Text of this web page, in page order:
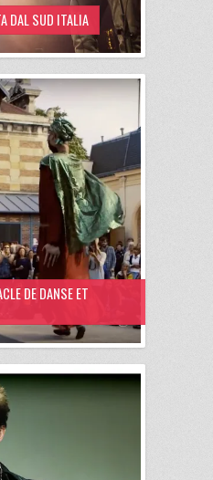
DAL SUD ITALIA
DE DANSE ET